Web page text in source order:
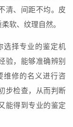
清、间距不均。皮
软、纹理自然。
选择专业的鉴定机
验，能够准确辨别
维修的名义进行咨
步检查，从而判断
能得到专业的鉴定